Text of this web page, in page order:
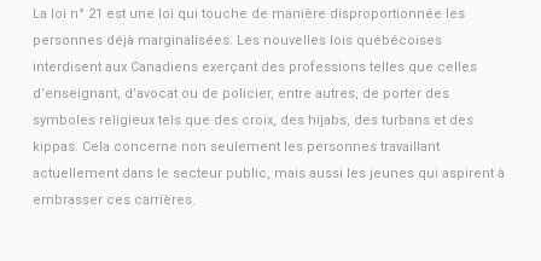
La loi n° 21 est une loi qui touche de manière disproportionnée les
personnes déjà marginalisées. Les nouvelles lois québécoises
interdisent aux Canadiens exerçant des professions telles que celles
d’enseignant, d’avocat ou de policier, entre autres, de porter des
symboles religieux tels que des croix, des hijabs, des turbans et des
kippas. Cela concerne non seulement les personnes travaillant
actuellement dans le secteur public, mais aussi les jeunes qui aspirent à
embrasser ces carrières.